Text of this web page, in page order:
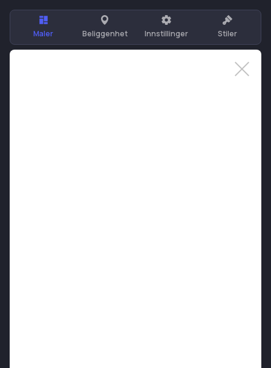
Maler Beliggenhet Innstillinger Stiler